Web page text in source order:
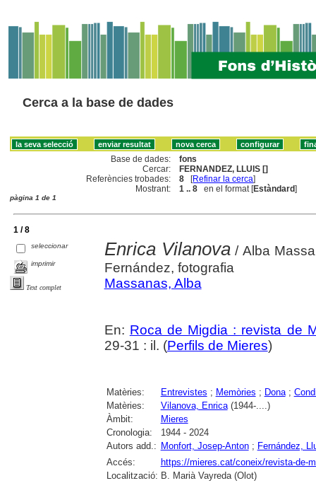
Cerca a la base de dades
Base de dades:
fons
Cercar:
FERNANDEZ, LLUIS []
Referències trobades:
8 [Refinar la cerca]
Mostrant:
1 .. 8 en el format [Estàndard]
pàgina 1 de 1
1 / 8
seleccionar
imprimir
Text complet
Enrica Vilanova/ Alba
Fernández, fotografia
Massanas, Alba
En: Roca de Migdia : revista de
29-31 : il. (Perfils de Mieres)
Matèries: Entrevistes ; Memòries ; Dona;
Matèries:
Vilanova, Enrica(1944-....)
Àmbit:
Mieres
Cronologia:
1944 - 2024
Autors add.: Monfort, Josep-Anton; Fernández,
Accés:
https://mieres.cat/coneix/revista-de-
Localització: B. Marià Vayreda (Olot)